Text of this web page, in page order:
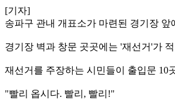
[기자]
송파구 관내 개표소가 마련된 경기장
경기장 벽과 창문 곳곳에는 '재선거'가
재선거를 주장하는 시민들이 출입문 10
"빨리 옵시다. 빨리, 빨리!"